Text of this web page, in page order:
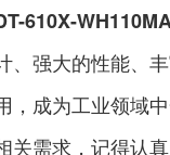
610X-
、强大的性能、
，成为工业领域
关需求，记得认